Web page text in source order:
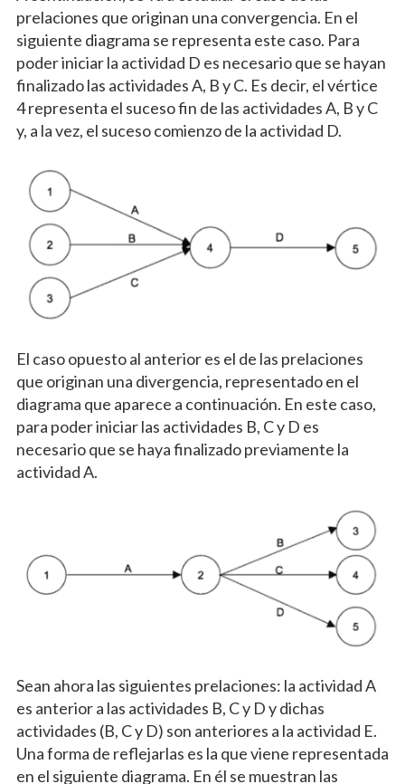
prelaciones que originan una convergencia. En el
siguiente diagrama se representa este caso. Para
poder iniciar la actividad D es necesario que se hayan
finalizado las actividades A, B y C. Es decir, el vértice
4 representa el suceso fin de las actividades A, B y C
y, a la vez, el suceso comienzo de la actividad D.
El caso opuesto al anterior es el de las prelaciones
que originan una divergencia, representado en el
diagrama que aparece a continuación. En este caso,
para poder iniciar las actividades B, C y D es
necesario que se haya finalizado previamente la
actividad A.
Sean ahora las siguientes prelaciones: la actividad A
es anterior a las actividades B, C y D y dichas
actividades (B, C y D) son anteriores a la actividad E.
Una forma de reflejarlas es la que viene representada
en el siguiente diagrama. En él se muestran las